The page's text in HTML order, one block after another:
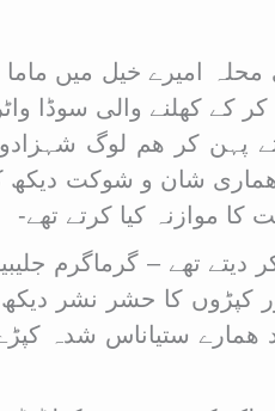
امیرے خیل میں ماما
کے کھلنے والی سوڈا
پہن کر ھم لوگ
ھماری شان و شوکت دیکھ
موازنہ کیا کرتے تھے-
دیتے تھے – گرماگرم
کا حشر نشر دیکھ
ستیاناس شدہ کپڑے